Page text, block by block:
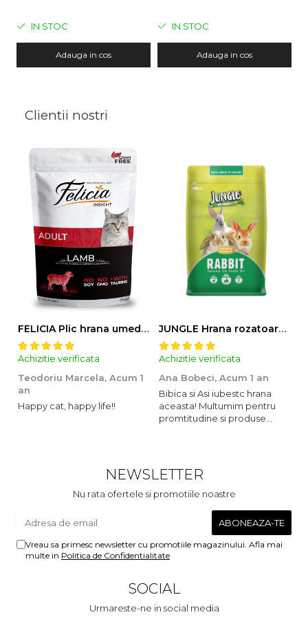
IN STOC
Adauga in cos
IN STOC
Adauga in cos
Clientii nostri
FELICIA Plic hrana umeda pentru pisici adulte, cu Miel, Set 12x85g
Achizitie verificata
Teodoriu Marcela, Acum 1
an
Happy cat, happy life!!
JUNGLE Hrana rozatoare IEPURI 500g
Achizitie verificata
Ana Bobeci, Acum 1 an
Bibica si Asi iubestc hrana
aceasta! Multumim pentru
promtitudine si produse
NEWSLETTER
Nu rata ofertele si promotiile noastre
Vreau sa primesc newsletter cu promotiile magazinului. Afla mai
multe in Politica de Confidentialitate
SOCIAL
Urmareste-ne in social media